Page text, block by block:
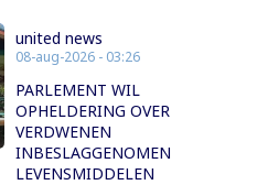
united news
08-aug-2026 - 03:26
PARLEMENT WIL
OPHELDERING OVER
VERDWENEN
INBESLAGGENOMEN
LEVENSMIDDELEN